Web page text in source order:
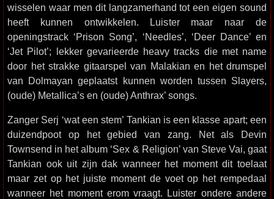
wisselen waar men dit langzamerhand tot een eigen sound
heeft kunnen ontwikkelen. Luister maar naar de
openingstrack ‘Prison Song’, ‘Needles’, ‘Deer Dance’ en
‘Jet Pilot’; lekker gevarieerde heavy tracks die met name
door het strakke gitaarspel van Malakian en het drumspel
van Dolmayan geplaatst kunnen worden tussen Slayers,
(oude) Metallica’s en (oude) Anthrax’ songs.
Zanger Serj ‘wat een stem’ Tankian is een klasse apart; een
duizendpoot op het gebied van zang. Net als Devin
Townsend in het album ‘Sex & Religion’ van Steve Vai, gaat
Tankian ook uit zijn dak wanneer het moment dit toelaat
maar zet op het juiste moment de voet op het rempedaal
wanneer het moment erom vraagt. Luister ondere andere